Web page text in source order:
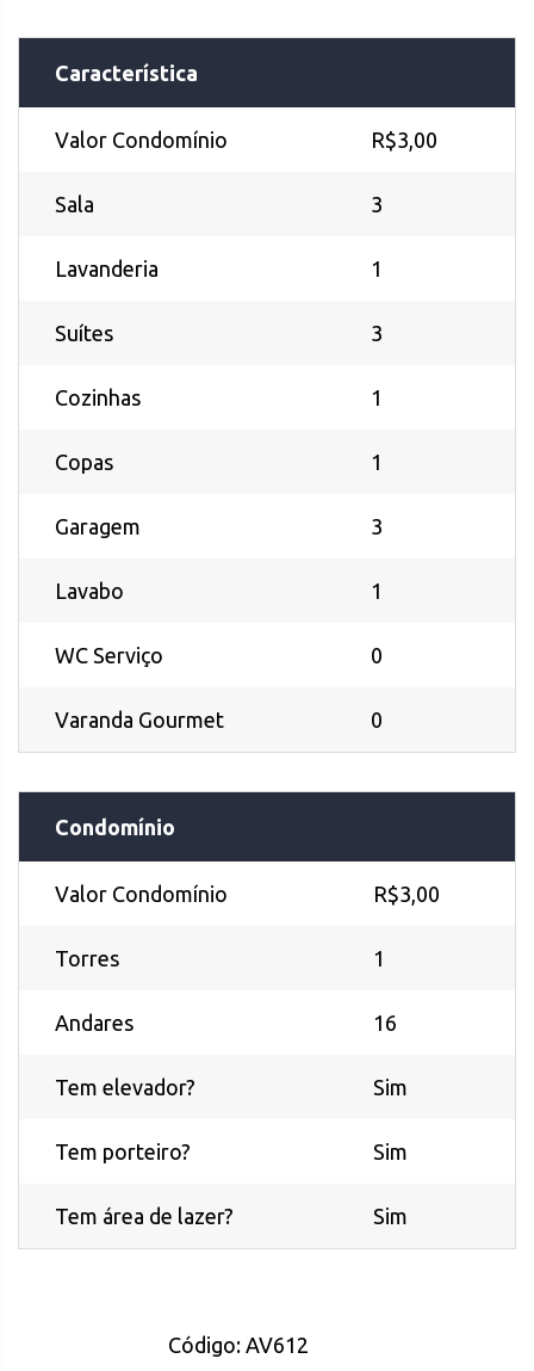
Característica
Valor Condomínio R$3,00
Sala 3
Lavanderia 1
Suítes 3
Cozinhas 1
Copas 1
Garagem 3
Lavabo 1
WC Serviço 0
Varanda Gourmet 0
Condomínio
Valor Condomínio R$3,00
Torres 1
Andares 16
Tem elevador? Sim
Tem porteiro? Sim
Tem área de lazer? Sim
Código: AV612